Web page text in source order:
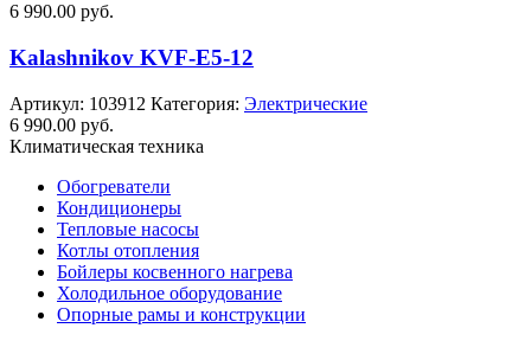
6 990.00 руб.
Kalashnikov KVF-E5-12
Артикул: 103912 Категория: Электрические
6 990.00 руб.
Климатическая техника
Обогреватели
Кондиционеры
Тепловые насосы
Котлы отопления
Бойлеры косвенного нагрева
Холодильное оборудование
Опорные рамы и конструкции